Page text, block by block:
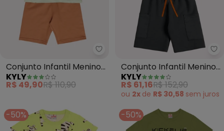
Kyly - Conjunto Infantil Menino
Conjunto Infantil Menino
Lettering (Verde)
KYLY
R$ 49,90R$ 110,90
Conjunto Infantil Menino
Basquete (Verde)
KYLY
R$ 61,16R$ 152,90
ou 2x de R$ 30,58 sem juros
-50% -50%